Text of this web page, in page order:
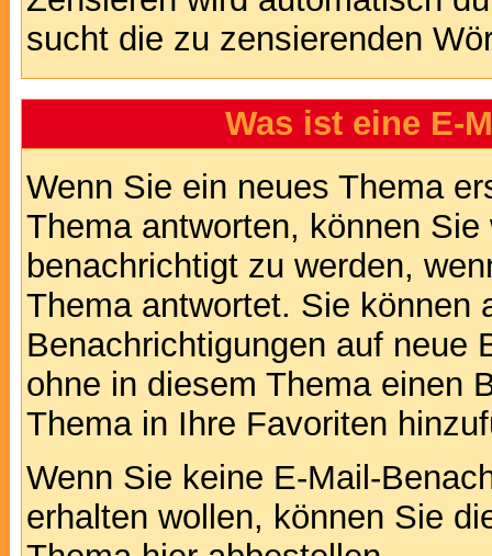
sucht die zu zensierenden
Was ist eine E-
Wenn Sie ein neues Thema
Thema antworten, können
benachrichtigt zu werden,
Thema antwortet. Sie können
Benachrichtigungen auf neue
ohne in diesem Thema einen
Thema in Ihre Favoriten
Wenn Sie keine E-Mail-
erhalten wollen, können Sie